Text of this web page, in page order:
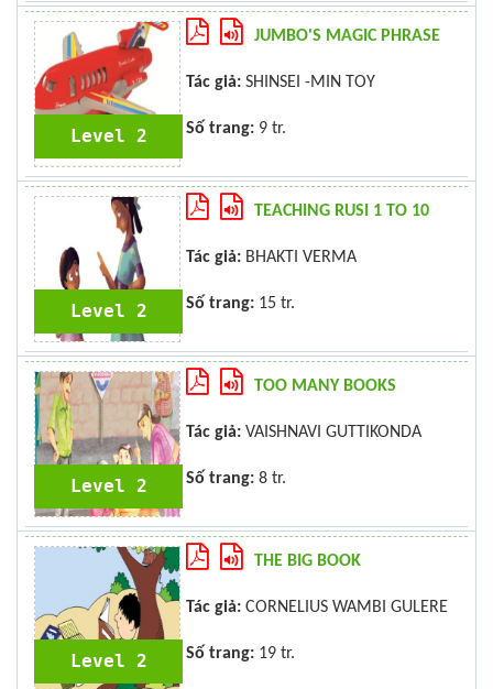
Level 2
JUMBO'S MAGIC PHRASE
Tác giả: SHINSEI -MIN TOY
Số trang: 9 tr.
Level 2
TEACHING RUSI 1 TO 10
Tác giả: BHAKTI VERMA
Số trang: 15 tr.
Level 2
TOO MANY BOOKS
Tác giả: VAISHNAVI GUTTIKONDA
Số trang: 8 tr.
Level 2
THE BIG BOOK
Tác giả: CORNELIUS WAMBI GULERE
Số trang: 19 tr.